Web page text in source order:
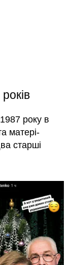
року в
матері-
старші